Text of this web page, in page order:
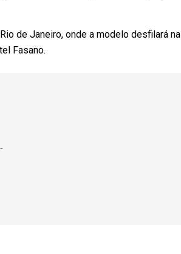
de Janeiro, onde a modelo desfilará na
Fasano.